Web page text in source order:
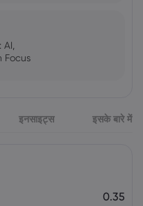
Focus
Unite
इनसाइट्स इसके बारे में
0.35